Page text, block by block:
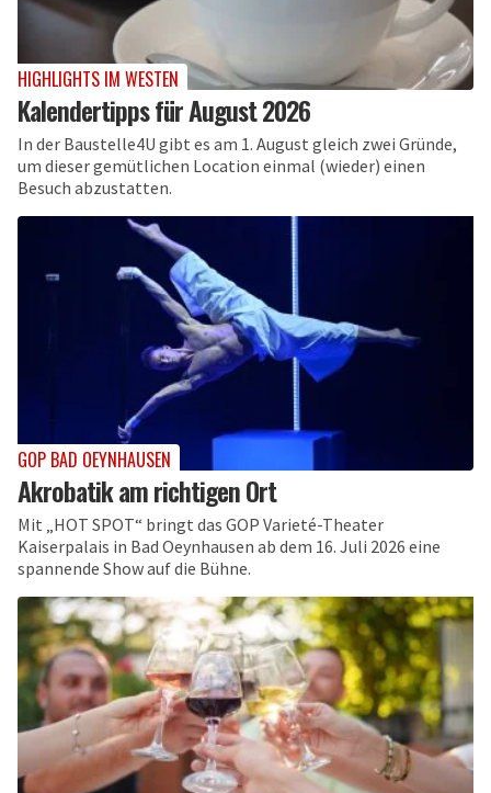
HIGHLIGHTS IM WESTEN
Kalendertipps für August 2026
In der Baustelle4U gibt es am 1. August gleich zwei Gründe,
um dieser gemütlichen Location einmal (wieder) einen
Besuch abzustatten.
GOP BAD OEYNHAUSEN
Akrobatik am richtigen Ort
Mit „HOT SPOT“ bringt das GOP Varieté-Theater
Kaiserpalais in Bad Oeynhausen ab dem 16. Juli 2026 eine
spannende Show auf die Bühne.